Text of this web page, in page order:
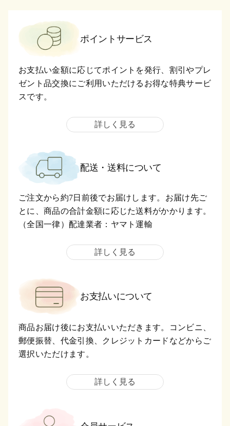
ポイントサービス
お支払い金額に応じてポイントを発行、割引やプレ
ゼント品交換にご利用いただけるお得な特典サービ
スです。
詳しく見る
配送・送料について
ご注文から約7日前後でお届けします。お届け先ご
とに、商品の合計金額に応じた送料がかかります。
（全国一律）配達業者：ヤマト運輸
詳しく見る
お支払いについて
商品お届け後にお支払いいただきます。コンビニ、
郵便振替、代金引換、クレジットカードなどからご
選択いただけます。
詳しく見る